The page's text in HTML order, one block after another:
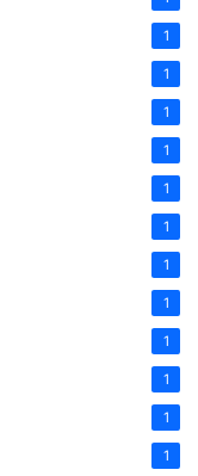
1
1
1
1
1
1
1
1
1
1
1
1